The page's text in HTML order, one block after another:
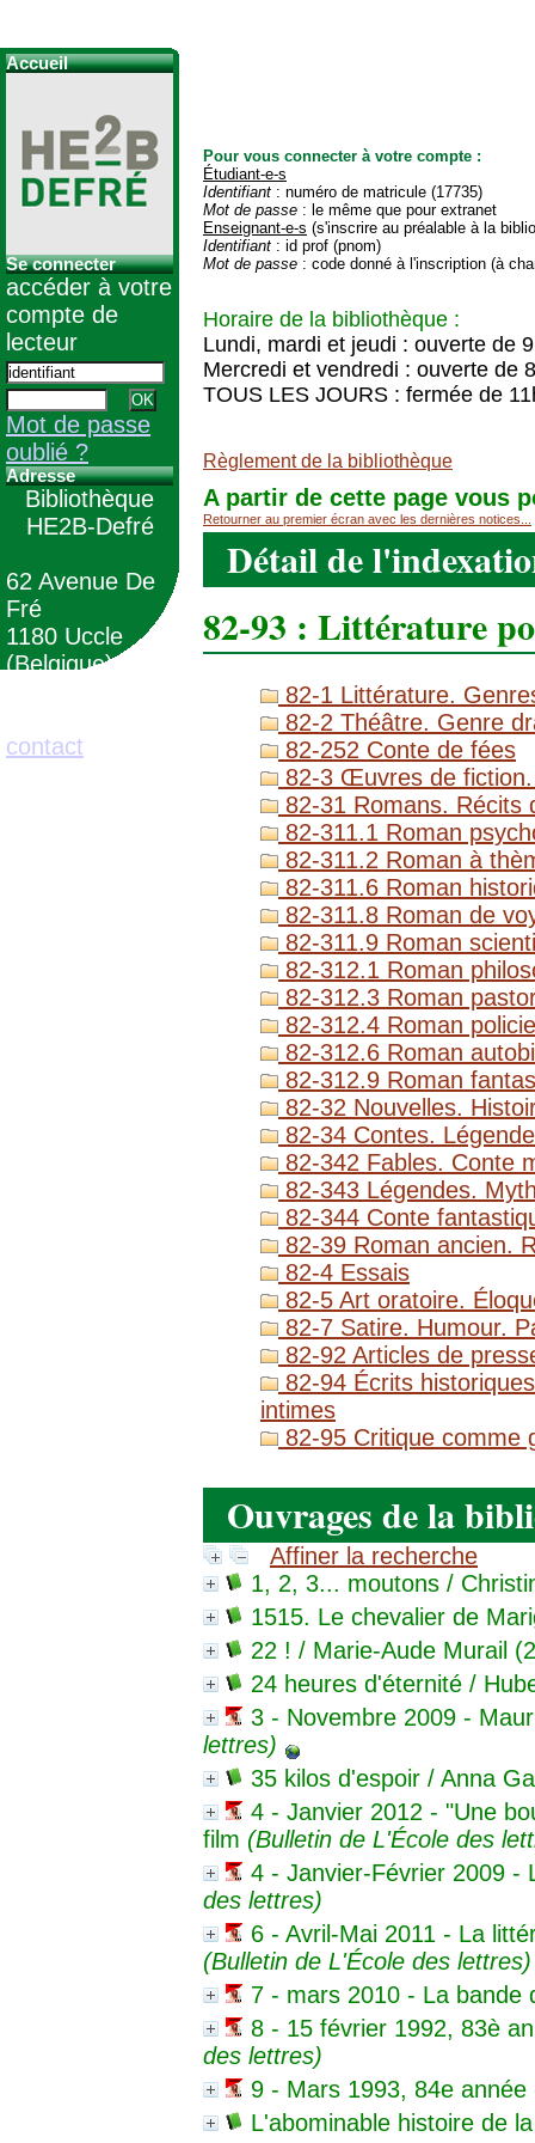
Pour vous connecter à votre compte :
Étudiant-e-s
Identifiant : numéro de matricule (17735)
Mot de passe : le même que pour extranet
Enseignant-e-s (s'inscrire au préalable à la
Identifiant : id prof (pnom)
Mot de passe : code donné à l'inscription (à
Horaire de la bibliothèque :
Lundi, mardi et jeudi : ouverte de
Mercredi et vendredi : ouverte de
TOUS LES JOURS : fermée de
Règlement de la bibliothèque
A partir de cette page vous
Retourner au premier écran avec les dernières notices...
Détail de
82-93 : Littérature
82-1 Littérature.
82-2 Théâtre. Genre
82-252 Conte de fées
82-3 Œuvres de
82-31 Romans. Récits
82-311.1 Roman
82-311.2 Roman à
82-311.6 Roman
82-311.8 Roman de
82-311.9 Roman
82-312.1 Roman
82-312.3 Roman
82-312.4 Roman
82-312.6 Roman
82-312.9 Roman
82-32 Nouvelles.
82-34 Contes.
82-342 Fables. Conte
82-343 Légendes.
82-344 Conte
82-39 Roman ancien.
82-4 Essais
82-5 Art oratoire.
82-7 Satire. Humour.
82-92 Articles de
82-94 Écrits
intimes
82-95 Critique comme
Ouvrages de la
Affiner la recherche
1, 2, 3... moutons /
1515. Le chevalier de
22 ! / Marie-Aude Murail
24 heures d'éternité /
3 - Novembre 2009 -
lettres)
35 kilos d'espoir / Anna
4 - Janvier 2012 - "Une
film (Bulletin de L'École des
4 - Janvier-Février 2009 -
des lettres)
6 - Avril-Mai 2011 - La
(Bulletin de L'École des lettres)
7 - mars 2010 - La bande
8 - 15 février 1992, 83è
des lettres)
9 - Mars 1993, 84e
L'abominable histoire de
Accueil
Se connecter
accéder à votre
compte de
lecteur
Mot de passe
oublié ?
Adresse
Bibliothèque
HE2B-Defré
62 Avenue De
Fré
1180 Uccle
(Belgique)
contact